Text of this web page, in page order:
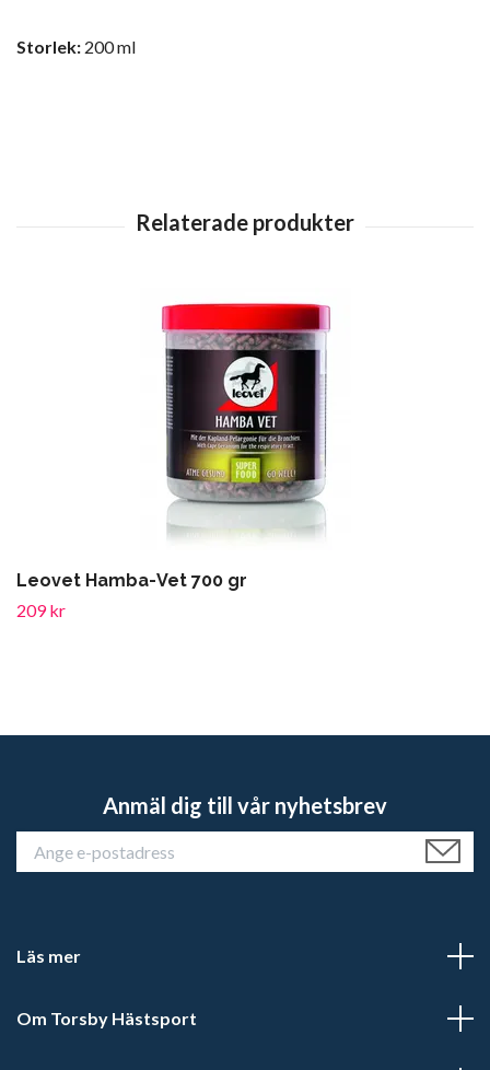
Storlek: 200 ml
Leovet Hamba-Vet 700 gr
209 kr
Anmäl dig till vår nyhetsbrev
Läs mer
Om Torsby Hästsport